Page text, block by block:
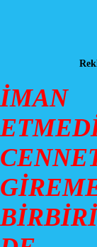
İMAN